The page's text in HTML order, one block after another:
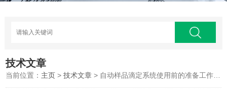
技术文章
当前位置： 主页 >技术文章 > 自动样品滴定系统使用前的准备工作有哪些？